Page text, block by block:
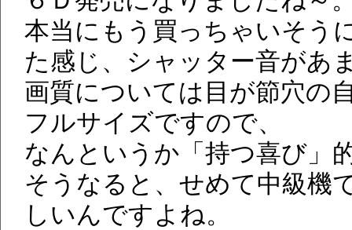
本当にもう買っちゃいそう
た感じ、シャッター音があ
画質については目が節穴の
フルサイズですので、
なんというか「持つ喜び」
そうなると、せめて中級機
しいんですよね。